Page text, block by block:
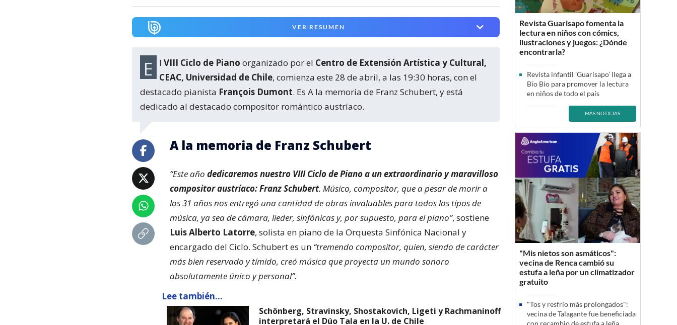
VER RESUMEN
El VIII Ciclo de Piano organizado por el Centro de Extensión Artística y Cultural,
CEAC, Universidad de Chile, comienza este 28 de abril, a las 19:30 horas, con el
destacado pianista François Dumont. Es A la memoria de Franz Schubert, y está
dedicado al destacado compositor romántico austríaco.
A la memoria de Franz Schubert
“Este año dedicaremos nuestro VIII Ciclo de Piano a un extraordinario y maravilloso
compositor austríaco: Franz Schubert. Músico, compositor, que a pesar de morir a
los 31 años nos entregó una cantidad de obras invaluables para todos los tipos de
música, ya sea de cámara, lieder, sinfónicas y, por supuesto, para el piano”, sostiene
Luis Alberto Latorre, solista en piano de la Orquesta Sinfónica Nacional y
encargado del Ciclo. Schubert es un “tremendo compositor, quien, siendo de carácter
más bien reservado y tímido, creó música que proyecta un mundo sonoro
absolutamente único y personal”.
Lee también...
Schönberg, Stravinsky, Shostakovich, Ligeti y Rachmaninoff
interpretará el Dúo Tala en la U. de Chile
Revista Guarisapo fomenta la
lectura en niños con cómics,
ilustraciones y juegos: ¿Dónde
encontrarla?
Revista infantil ’Guarisapo’ llega a
Bío Bío para promover la lectura
en niños de todo el país
MÁS NOTICIAS
"Mis nietos son asmáticos":
vecina de Renca cambió su
estufa a leña por un climatizador
gratuito
"Tos y resfrío más prolongados":
vecina de Talagante fue beneficiada
con recambio de estufa a leña